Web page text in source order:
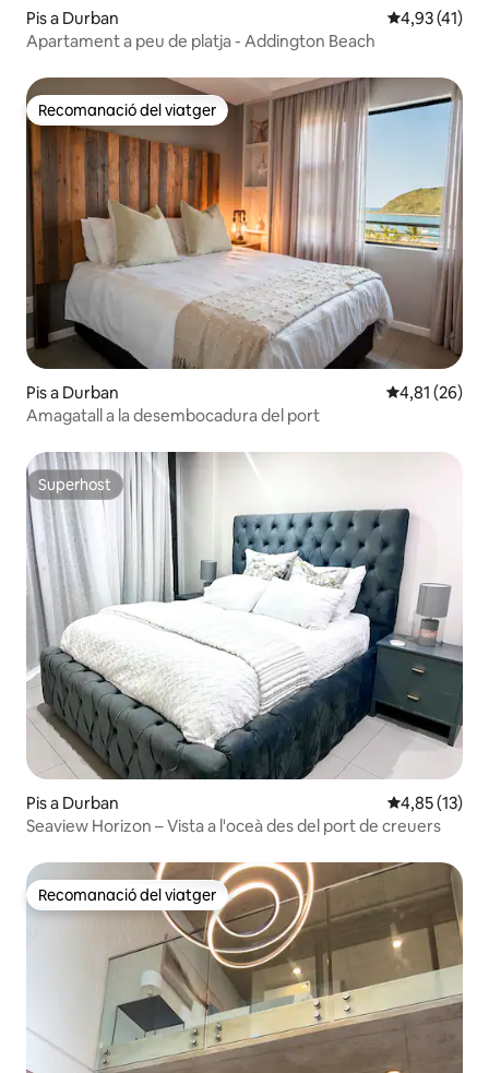
Pis a Durban 4,93 de
4,93 (41)
Apartament a peu de platja - Addington Beach
Recomanació del viatger
Recomanació del viatger
Pis a Durban 4,81 de
4,81 (26)
Amagatall a la desembocadura del port
Superhost
Superhost
Pis a Durban 4,85 de
4,85 (13)
Seaview Horizon – Vista a l'oceà des del port de creuers
Recomanació del viatger
Recomanació del viatger